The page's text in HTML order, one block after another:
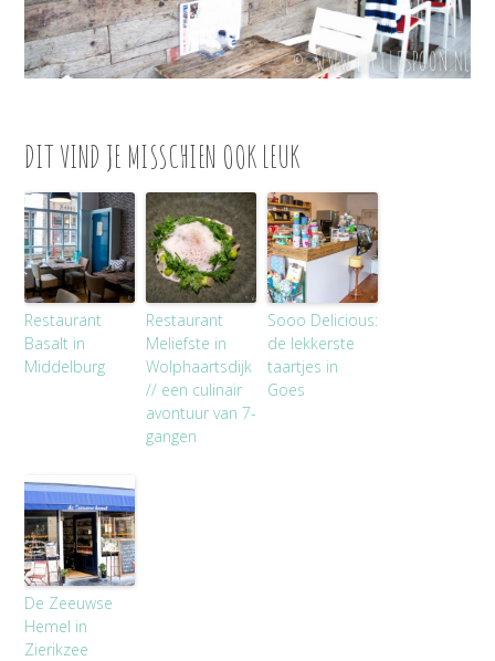
DIT VIND JE MISSCHIEN OOK LEUK
Restaurant
Basalt in
Middelburg
Restaurant
Meliefste in
Wolphaartsdijk
// een culinair
avontuur van 7-
gangen
Sooo Delicious:
de lekkerste
taartjes in
Goes
De Zeeuwse
Hemel in
Zierikzee